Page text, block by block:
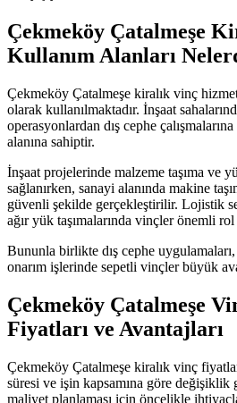
Çekmeköy Çatalmeşe
Kullanım Alanları
Çekmeköy Çatalmeşe kiralık vinç
olarak kullanılmaktadır. İnşaat
operasyonlardan dış cephe
alanına sahiptir.
İnşaat projelerinde malzeme taşıma ve
sağlanırken, sanayi alanında makine
güvenli şekilde gerçekleştirilir. Lojistik
ağır yük taşımalarında vinçler önemli
Bununla birlikte dış cephe
onarım işlerinde sepetli vinçler büyük
Çekmeköy Çatalmeşe
Fiyatları ve Avantajları
Çekmeköy Çatalmeşe kiralık vinç
süresi ve işin kapsamına göre değişiklik
maliyet planlaması için öncelikle